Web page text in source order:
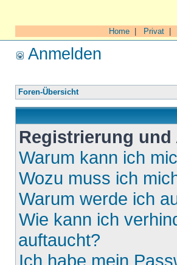
Home Privat
Anmelden
Foren-Übersicht
Registrierung
Warum kann ich
Wozu muss ich
Warum werde ich
Wie kann ich
auftaucht?
Ich habe mein